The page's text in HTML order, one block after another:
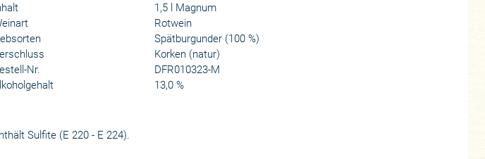
1,5 l Magnum
Rotwein
Spätburgunder (100 %)
Korken (natur)
Nr.
DFR010323-M
13,0 %
Sulfite (E 220 - E 224).